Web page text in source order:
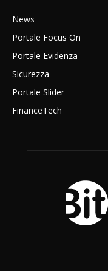
News
Portale Focus On
Portale Evidenza
Sicurezza
Portale Slider
FinanceTech